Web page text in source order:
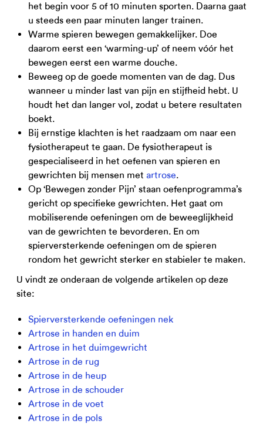
het begin voor 5 of 10 minuten sporten. Daarna gaat
u steeds een paar minuten langer trainen.
Warme spieren bewegen gemakkelijker. Doe
daarom eerst een ‘warming-up’ of neem vóór het
bewegen eerst een warme douche.
Beweeg op de goede momenten van de dag. Dus
wanneer u minder last van pijn en stijfheid hebt. U
houdt het dan langer vol, zodat u betere resultaten
boekt.
Bij ernstige klachten is het raadzaam om naar een
fysiotherapeut te gaan. De fysiotherapeut is
gespecialiseerd in het oefenen van spieren en
gewrichten bij mensen met artrose.
Op ‘Bewegen zonder Pijn’ staan oefenprogramma’s
gericht op specifieke gewrichten. Het gaat om
mobiliserende oefeningen om de beweeglijkheid
van de gewrichten te bevorderen. En om
spierversterkende oefeningen om de spieren
rondom het gewricht sterker en stabieler te maken.
U vindt ze onderaan de volgende artikelen op deze
site:
Spierversterkende oefeningen nek
Artrose in handen en duim
Artrose in het duimgewricht
Artrose in de rug
Artrose in de heup
Artrose in de schouder
Artrose in de voet
Artrose in de pols